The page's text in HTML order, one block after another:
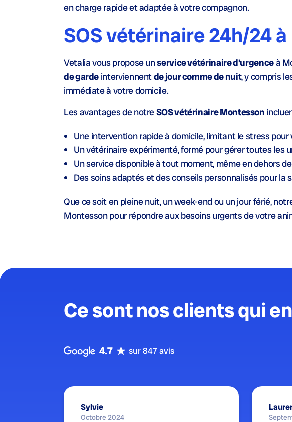
en charge rapide et adaptée à votre compagnon.
SOS vétérinaire 24h/24
Vetalia vous propose unservice vétérinaire d’urgenceà
de garde interviennentde jour comme de nuit, y compris
immédiate à votre domicile.
Les avantages de notreSOS vétérinaire Montesson
Une intervention rapide à domicile, limitant le stress pour
Unvétérinaire expérimenté, formé pour gérer toutes les
Un service disponible à tout moment, même en dehors
Des soins adaptés et des conseils personnalisés pour la
Que ce soit en pleine nuit, un week-end ou un jour férié,
Montesson pour répondre aux besoins urgents de votre
Ce sont nos clients qui
4.7 sur 847 avis
Sylvie
Octobre 2024